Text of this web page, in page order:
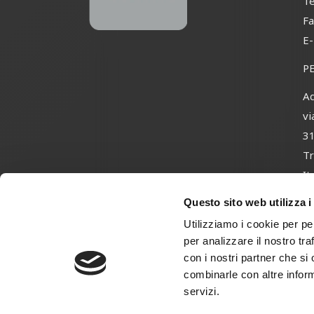
Questo sito web utilizza i
Utilizziamo i cookie per
per analizzare il nostro
con i nostri partner che si
combinarle con altre
servizi.